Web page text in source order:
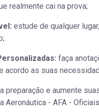
realmente cai na prova;
estude de qualquer
faça
acordo as suas
preparação e aumente
Aeronáutica - AFA -